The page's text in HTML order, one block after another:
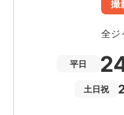
撮
全ジ
平日
土日祝